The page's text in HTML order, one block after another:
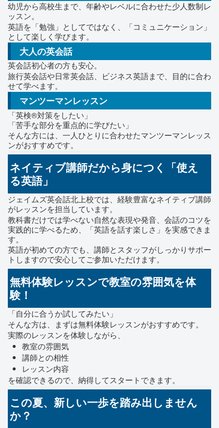
幼児から高校生まで、年齢やレベルに合わせた少人数制レ
ッスン。
英語を「勉強」としてではなく、「コミュニケーション」
として楽しく学びます。
大人の英会話
英会話初心者の方も安心。
旅行英会話や日常英会話、ビジネス英語まで、目的に合わ
せて学べます。
マンツーマンレッスン
「英検®対策をしたい」
「苦手な部分を重点的に学びたい」
そんな方には、一人ひとりに合わせたマンツーマンレッス
ンがおすすめです。
ネイティブ講師だから身につく「使え
る英語」
ジェイムズ英会話北上校では、経験豊富なネイティブ講師
がレッスンを担当しています。
教科書だけでは学べない自然な表現や発音、会話のコツを
実践的に学べるため、「英語を話す楽しさ」を実感できま
す。
英語が初めての方でも、講師とスタッフがしっかりサポー
トしますので安心してご参加いただけます。
無料体験レッスンで教室の雰囲気を体
験！
「自分に合うか試してみたい」
そんな方は、まずは無料体験レッスンがおすすめです。
実際のレッスンを体験しながら、
教室の雰囲気
講師との相性
レッスン内容
を確認できるので、納得してスタートできます。
この夏、新しい一歩を踏み出しません
か？